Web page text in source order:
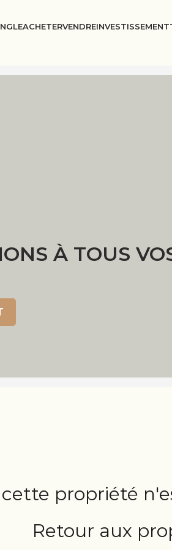
ACHETERVENDREINVESTISSEMENT
À TOUS
cette propriété
Retour aux